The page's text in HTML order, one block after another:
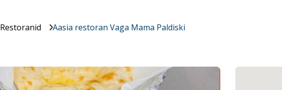
Restoranid Aasia restoran Vaga Mama Paldiski